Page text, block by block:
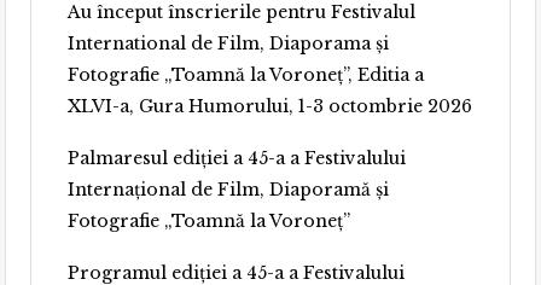
Au început înscrierile pentru Festivalul
International de Film, Diaporama și
Fotografie „Toamnă la Voroneț”, Editia a
XLVI-a, Gura Humorului, 1-3 octombrie 2026
Palmaresul ediției a 45-a a Festivalului
Internațional de Film, Diaporamă și
Fotografie „Toamnă la Voroneț”
Programul ediției a 45-a a Festivalului